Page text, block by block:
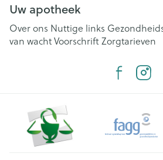
Uw apotheek
Over ons Nuttige links
van wachtVoorschriftZorgtarieven